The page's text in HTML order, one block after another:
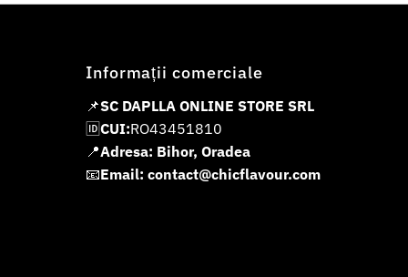
Informații comerciale
📌SC DAPLLA ONLINE STORE SRL
🆔CUI:RO43451810
📍Adresa: Bihor, Oradea
📧Email: contact@chicflavour.com